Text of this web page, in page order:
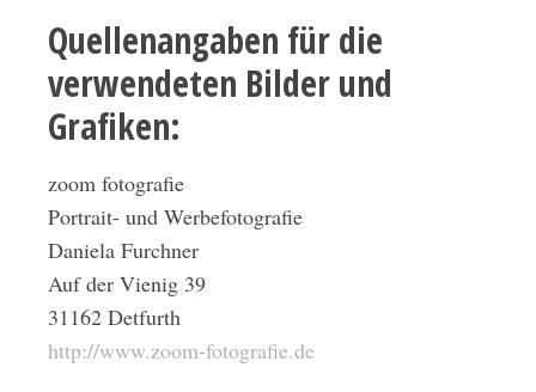
Quellenangaben für die
verwendeten Bilder und
Grafiken:
zoom fotografie
Portrait- und Werbefotografie
Daniela Furchner
Auf der Vienig 39
31162 Detfurth
http://www.zoom-fotografie.de